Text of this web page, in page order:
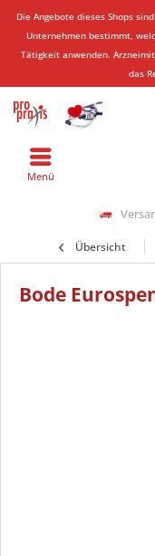
Die Angebote dieses Shops
Unternehmen bestimmt,
Tätigkeit anwenden.
das
Menü
Übersicht
Bode